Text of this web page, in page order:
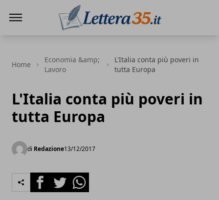
Home
Economia &amp;
Lavoro
L'Italia conta più poveri in
tutta Europa
L'Italia conta più poveri in
tutta Europa
di Redazione13/12/2017
FacebookTwitterWhatsapp